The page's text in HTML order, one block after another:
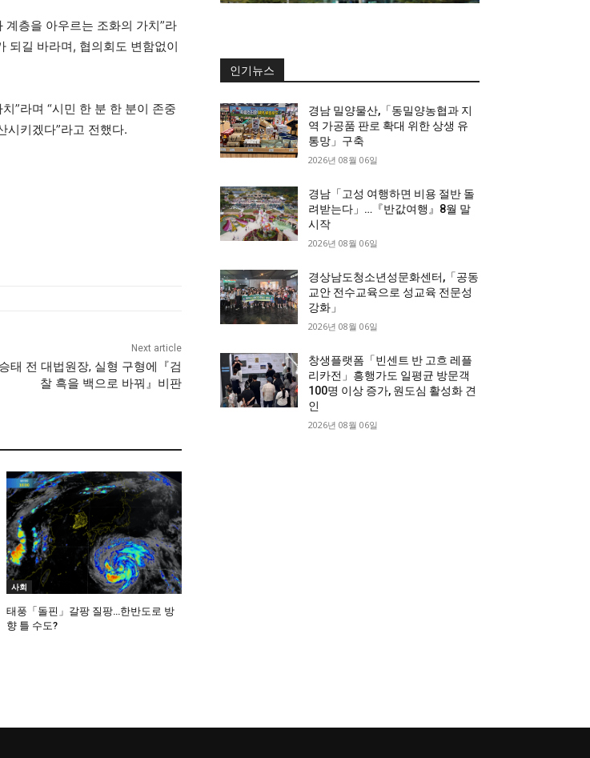
층을 아우르는 조화의 가치”라
되길 바라며, 협의회도 변함없이
”라며 “시민 한 분 한 분이 존중
시키겠다”라고 전했다.
Next article
태 전 대법원장, 실형 구형에『검
찰 흑을 백으로 바꿔』비판
사회
태풍「돌핀」갈팡 질팡…한반도로 방
향 틀 수도?
인기뉴스
경남 밀양물산,「동밀양농협과 지
역 가공품 판로 확대 위한 상생 유
통망」구축
2026년 08월 06일
경남「고성 여행하면 비용 절반 돌
려받는다」…『반값여행』8월 말
시작
2026년 08월 06일
경상남도청소년성문화센터,「공동
교안 전수교육으로 성교육 전문성
강화」
2026년 08월 06일
창생플랫폼「빈센트 반 고흐 레플
리카전」흥행가도 일평균 방문객
100명 이상 증가, 원도심 활성화 견
인
2026년 08월 06일